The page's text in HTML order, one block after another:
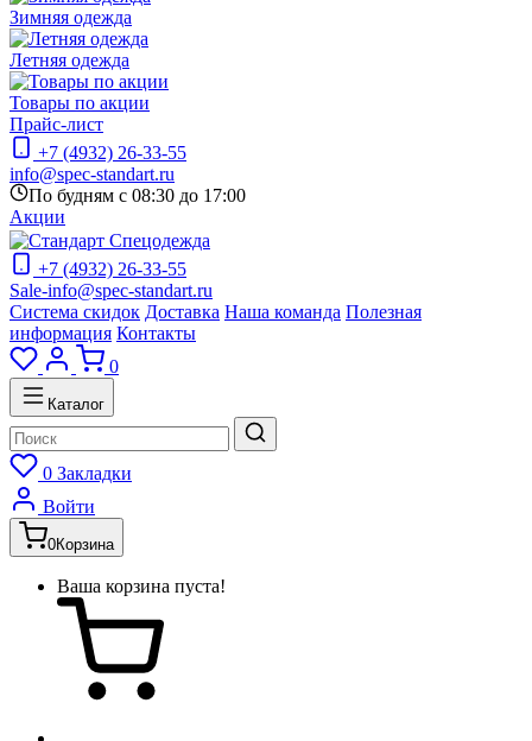
Зимняя одежда
Летняя одежда
Товары по акции
Прайс-лист
+7 (4932) 26-33-55
info@spec-standart.ru
По будням с 08:30 до 17:00
Акции
+7 (4932) 26-33-55
Sale-info@spec-standart.ru
Система скидок Доставка Наша команда Полезная
информация Контакты
0
Каталог
0 Закладки
Войти
0Корзина
Ваша корзина пуста!